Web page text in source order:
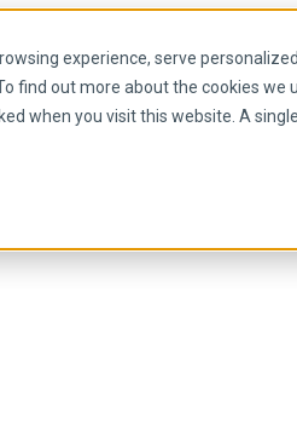
experience, serve
find out more about the cookies we
when you visit this website. A